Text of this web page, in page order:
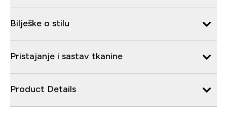
Bilješke o stilu
Pristajanje i sastav tkanine
Product Details